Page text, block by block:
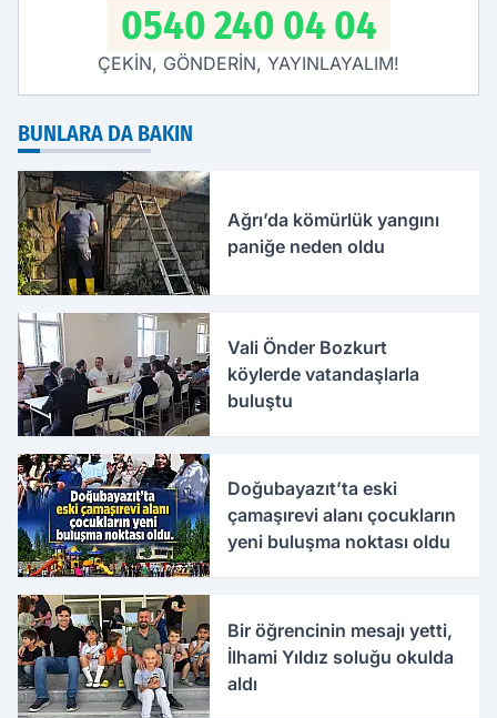
0540 240 04 04
ÇEKİN, GÖNDERİN, YAYINLAYALIM!
BUNLARA DA BAKIN
Ağrı’da kömürlük yangını
paniğe neden oldu
Vali Önder Bozkurt
köylerde vatandaşlarla
buluştu
Doğubayazıt’ta eski
çamaşırevi alanı çocukların
yeni buluşma noktası oldu
Bir öğrencinin mesajı yetti,
İlhami Yıldız soluğu okulda
aldı